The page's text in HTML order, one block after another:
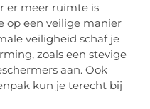
er meer ruimte is
op een veilige manier
veiligheid schaf je
zoals een stevige
aan. Ook
kun je terecht bij